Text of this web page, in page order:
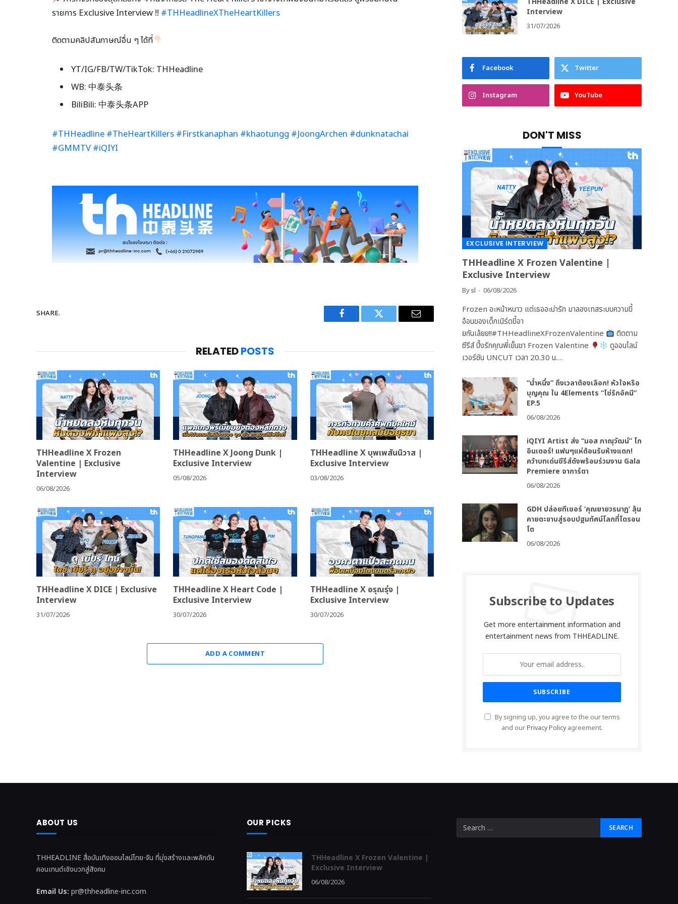
รายการ Exclusive Interview !! #THHeadlineXTheHeartKillers
ติดตามคลิปสัมภาษณ์อื่น ๆ ได้ที่
YT/IG/FB/TW/TikTok: THHeadline
WB: 中泰头条
BiliBili: 中泰头条APP
#THHeadline #TheHeartKillers #Firstkanaphan #khaotungg #JoongArchen #dunknatachai
#GMMTV #iQIYI
SHARE.
Facebook Twitter Email
RELATEDPOSTS
THHeadline X Frozen
Valentine | Exclusive
Interview
06/08/2026
THHeadline X Joong Dunk |
Exclusive Interview
05/08/2026
THHeadline X บุพเพสันนิวาส |
Exclusive Interview
03/08/2026
THHeadline X DICE | Exclusive
Interview
31/07/2026
THHeadline X Heart Code |
Exclusive Interview
30/07/2026
THHeadline X อรุณรุ่ง |
Exclusive Interview
30/07/2026
ADD A COMMENT
Interview
31/07/2026
Facebook Twitter
Instagram YouTube
DON'T MISS
EXCLUSIVE INTERVIEW
THHeadline X Frozen Valentine |
Exclusive Interview
Bysl 06/08/2026
Frozen อะหน้าหนาว แต่เธออะน่ารัก มาลองเทสระบบความขี้
อ้อนของเด็กเนิร์ดขี้อา
ยกันเล้ยย!!#THHeadlineXFrozenValentine
ติดตาม
ซีรีส์ ปิ๊งรักคุณพี่เย็นชา Frozen Valentine
ดูออนไลน์
เวอร์ชัน UNCUT เวลา 20.30 น.…
“น้ำหนึ่ง” ถึงเวลาต้องเลือก! หัวใจหรือ
บุญคุณ ใน 4Elements “โซ่รักอัคนี”
EP.5
06/08/2026
iQIYI Artist ส่ง “มอส ภาณุวัฒน์” โก
อินเตอร์! แฟนๆแห่ต้อนรับห้างแตก!
คว้าบทเด่นซีรีส์ดังพร้อมร่วมงาน Gala
Premiere จาการ์ตา
06/08/2026
GDH ปล่อยทีเซอร์ ‘คุณยายวรนาฏ’ ลุ้น
คายตะขาบสู่รอบปฐมทัศน์โลกที่โตรอน
โต
06/08/2026
Subscribe to Updates
Get more entertainment information and
entertainment news from THHEADLINE.
By signing up, you agree to the our terms
and ourPrivacy Policyagreement.
ABOUT US
THHEADLINE สื่อบันเทิงออนไลน์ไทย-จีน ที่มุ่งสร้างและพลักดัน
คอนเทนต์เชิงบวกสู่สังคม
Email Us: pr@thheadline-inc.com
OUR PICKS
THHeadline X Frozen Valentine |
Exclusive Interview
06/08/2026